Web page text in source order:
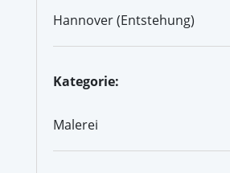
Hannover (Entstehung)
Kategorie:
Malerei